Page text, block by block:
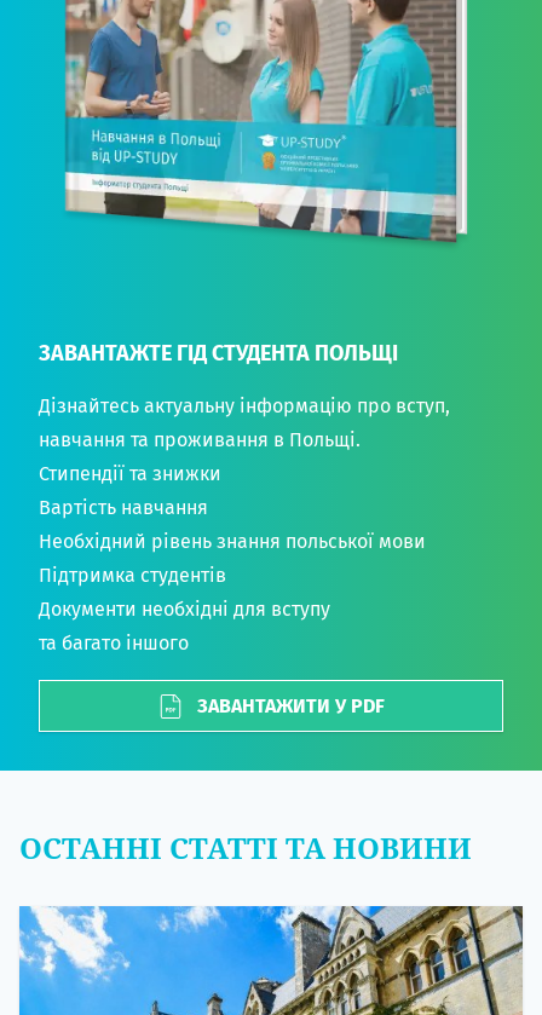
ЗАВАНТАЖТЕ ГІД СТУДЕНТА ПОЛЬЩІ
Дізнайтесь актуальну інформацію про вступ,
навчання та проживання в Польщі.
Стипендії та знижки
Вартість навчання
Необхідний рівень знання польської мови
Підтримка студентів
Документи необхідні для вступу
та багато іншого
ЗАВАНТАЖИТИ У PDF
ОСТАННІ СТАТТІ ТА НОВИНИ